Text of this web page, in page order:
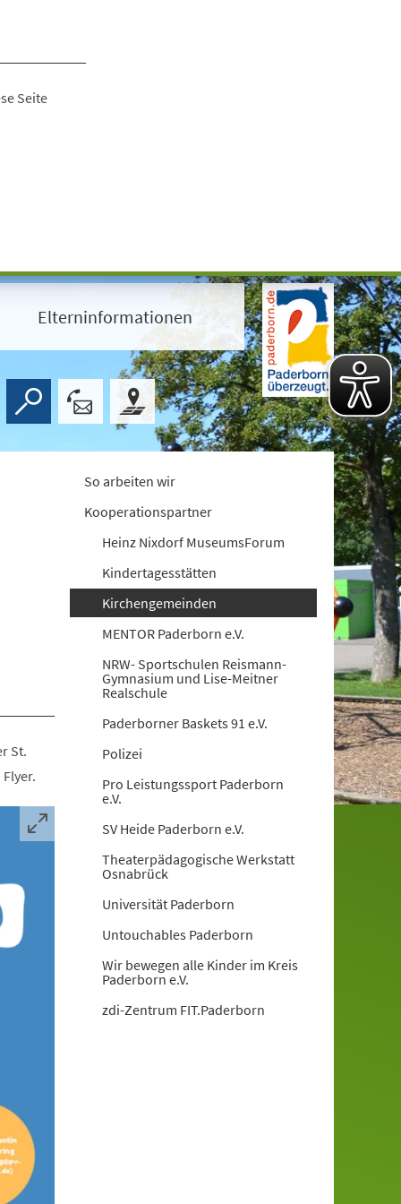
Seite
Elterninformationen
St.
So arbeiten wir
Kooperationspartner
Heinz Nixdorf MuseumsForum
Kindertagesstätten
Kirchengemeinden
MENTOR Paderborn e.V.
NRW- Sportschulen Reismann-
Gymnasium und Lise-Meitner
Realschule
Paderborner Baskets 91 e.V.
Polizei
Pro Leistungssport Paderborn
e.V.
SV Heide Paderborn e.V.
Theaterpädagogische Werkstatt
Osnabrück
Universität Paderborn
Untouchables Paderborn
Wir bewegen alle Kinder im Kreis
Paderborn e.V.
zdi-Zentrum FIT.Paderborn